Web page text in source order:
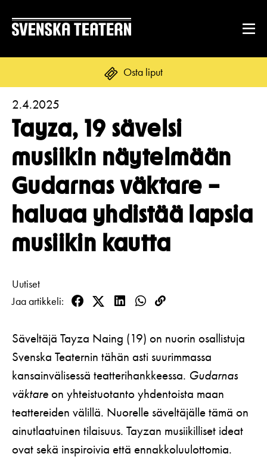
Osta liput
OHJELMISTO & LIPUT
Ohjelmisto
Kalenteri
Asiakaspalvelu
Liput
Lahjakortti
Nuoret
Katsomokartta
ENNEN VIERAILUA
Tekstitys
Yleisötyö
Usein kysytyt kysymykset
RYHMILLE JA YRITYKSILLE
Ryhmät ja teatterilähettiläät
Yritykset
Teatterin toiminta
Historia
Töihin meille
Yhteystiedot
Uutiskirje
Medialle
KIRJAUDU
Tayza, 19 sävelsi
musiikin näytelmään
Gudarnas väktare –
haluaa yhdistää lapsia
musiikin kautta
2.4.2025
Uutiset
Jaa artikkeli
Facebook
TwitterLinkedInWhatsApp
Kopioi
Säveltäjä Tayza Naing (19) on nuorin osallistuja
Svenska Teaternin tähän asti suurimmassa
kansainvälisessä teatterihankkeessa. Gudarnas
väktareon yhteistuotanto yhdentoista maan
teattereiden välillä. Nuorelle säveltäjälle tämä on
ainutlaatuinen tilaisuus. Tayzan musiikilliset ideat
ovat sekä inspiroivia että ennakkoluulottomia.